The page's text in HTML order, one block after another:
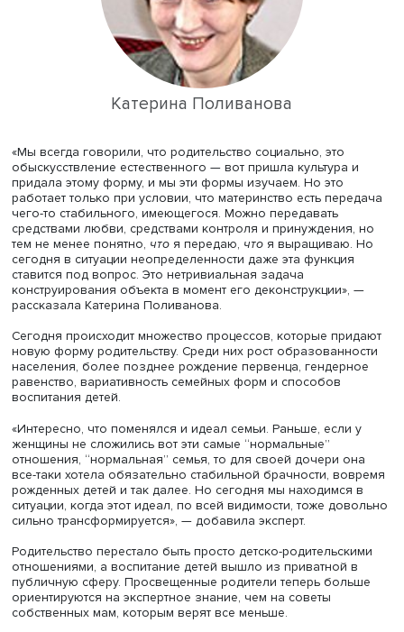
Катерина Поливанова
обыскусствление естественного — вот пришла культура
придала этому форму, и мы эти формы изучаем. Но это
работает только при условии, что материнство есть
чего-то стабильного, имеющегося. Можно передавать
тем не менее понятно,чтоя передаю,чтоя
сегодня в ситуации неопределенности даже эта
ставится под вопрос. Это нетривиальная задача
конструирования объекта в момент его
рассказала Катерина Поливанова.
новую форму родительству. Среди них рост
населения, более позднее рождение первенца,
равенство, вариативность семейных форм и способов
воспитания детей.